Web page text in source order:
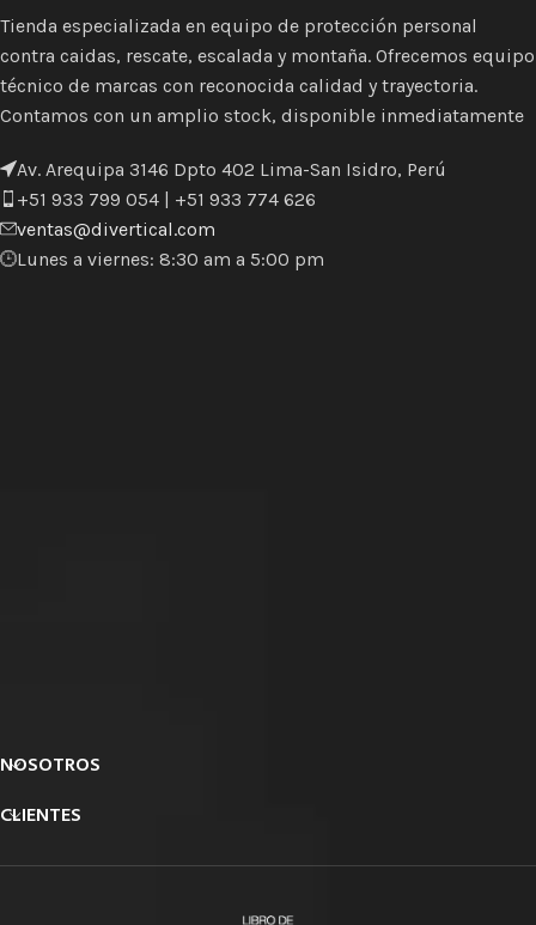
Tienda especializada en equipo de protección personal
contra caidas, rescate, escalada y montaña. Ofrecemos equipo
técnico de marcas con reconocida calidad y trayectoria.
Contamos con un amplio stock, disponible inmediatamente
Av. Arequipa 3146 Dpto 402 Lima-San Isidro, Perú
+51 933 799 054 | +51 933 774 626
ventas@divertical.com
Lunes a viernes: 8:30 am a 5:00 pm
NOSOTROS
CLIENTES